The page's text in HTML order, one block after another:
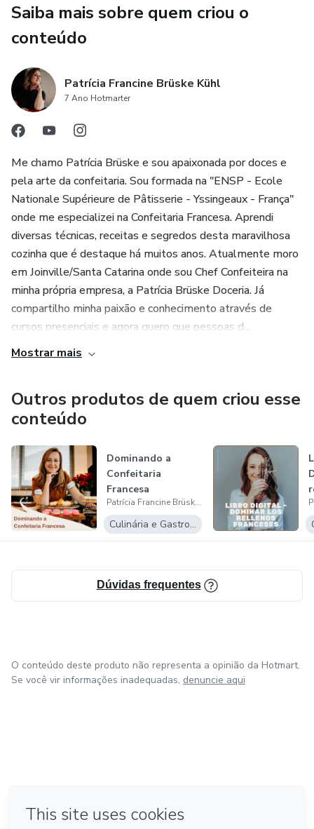
Você também pode aprender estas minhas receitas das
consultorias por um valor muito acessível.
detalhes.
- O tempo de acesso é de 1 (um) ano.
Me chamo Patrícia Brüske e sou apaixonada pela minha
profissão, que é ajudar meus alunos a conquistarem uma
posição de destaque na confeitaria. Sou formada pela
“École Ducasse – ENSP”- França onde me especializei em
Pâtisserie Francesa e pós graduada em Confeitaria pela
Univali – SC no Brasil. Tive a oportunidade de trabalhar
com Chefs franceses renomados, como Sébastien Bouillet
em Lyon – FR e também participar de cursos particulares
com Cédric Grolet e Jeffrey Cagnes, além de me
aperfeiçoar estudando na “École Lenôtre” em Paris.
Education” e as represento no Brasil e Portugal. Aprendi
diversas técnicas, receitas e segredos dessa cozinha que é
conhecimento através de cursos.
Saiba mais sobre quem criou o
conteúdo
Patrícia Francine Brüske Kühl
7 Ano Hotmarter
Me chamo Patrícia Brüske e sou apaixonada por doces e
pela arte da confeitaria. Sou formada na "ENSP - Ecole
Nationale Supérieure de Pâtisserie - Yssingeaux - França"
onde me especializei na Confeitaria Francesa. Aprendi
diversas técnicas, receitas e segredos desta maravilhosa
cozinha que é destaque há muitos anos. Atualmente moro
em Joinville/Santa Catarina onde sou Chef Confeiteira na
minha própria empresa, a Patrícia Brüske Doceria. Já
compartilho minha paixão e conhecimento através de
cursos presenciais e agora quero que pessoas d...
Mostrar mais
Outros produtos de quem criou esse
conteúdo
Dominando a
Confeitaria
Francesa
Patrícia Francine Brüske Kühl
Culinária e Gastronomia
Dúvidas frequentes
O conteúdo deste produto não representa a opinião da Hotmart.
Se você vir informações inadequadas, denuncie aqui
Feito com ❤ em Bogotá